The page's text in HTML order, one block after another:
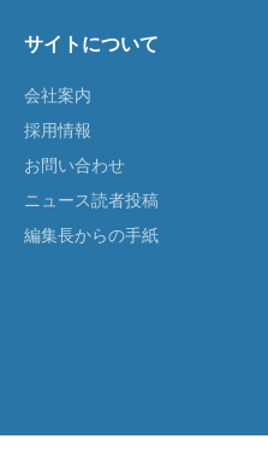
サイトについて
会社案内
採用情報
お問い合わせ
ニュース読者投稿
編集長からの手紙